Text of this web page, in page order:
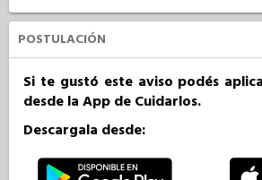
POSTULACIÓN
Si te gustó este aviso podés
desde la App de Cuidarlos.
Descargala desde: